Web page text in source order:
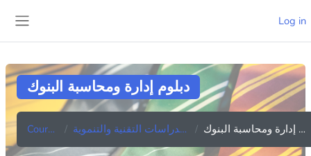
Log in
دبلوم إدارة ومحاسبة البنوك
Courses كلية الدراسات التقنية والتنموية دبلوم إدارة ومحاسبة البنوك